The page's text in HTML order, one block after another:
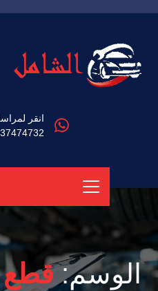
انقر
الوسم:قطع